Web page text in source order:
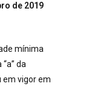
de 2019
mínima
da
em vigor em